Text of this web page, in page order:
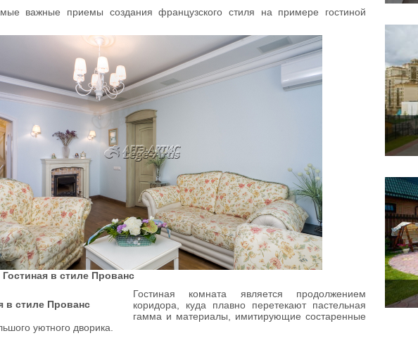
важные приемы создания французского стиля на примере гостиной
в стиле Прованс
в стиле Прованс
Гостиная комната является продолжением
коридора, куда плавно перетекают пастельная
гамма и материалы, имитирующие состаренные
уютного дворика.